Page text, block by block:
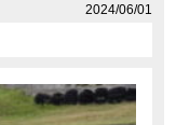
2024/06/01